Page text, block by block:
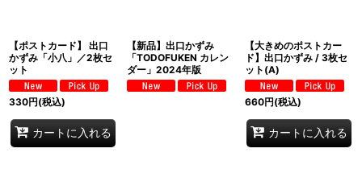
【ポストカード】 出口
かずみ「小八」／2枚セ
ット
330円(税込)
カートに入れる
【新品】出口かずみ
「TODOFUKEN カレン
ダー」2024年版
【大きめのポストカー
ド】出口かずみ / 3枚セ
ット(A)
660円(税込)
カートに入れる